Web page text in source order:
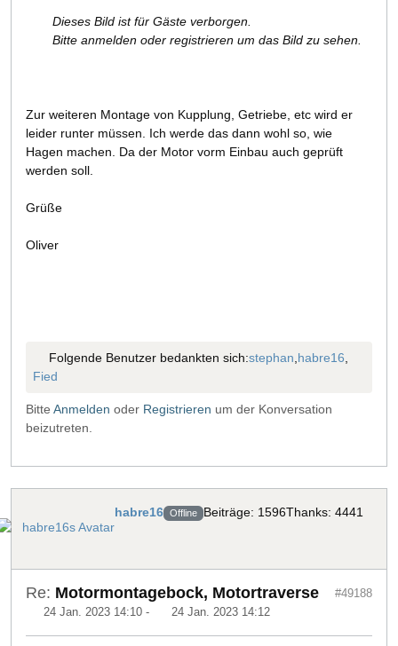
Dieses Bild ist für Gäste verborgen.
Bitte anmelden oder registrieren um das Bild zu sehen.
Zur weiteren Montage von Kupplung, Getriebe, etc wird er
leider runter müssen. Ich werde das dann wohl so, wie
Hagen machen. Da der Motor vorm Einbau auch geprüft
werden soll.
Grüße
Oliver
Folgende Benutzer bedankten sich:stephan,habre16,
Fied
Bitte Anmelden oder Registrieren um der Konversation
beizutreten.
habre16 Offline Beiträge: 1596Thanks: 4441
Re: Motormontagebock, Motortraverse
24 Jan. 2023 14:10 - 24 Jan. 2023 14:12
#49188